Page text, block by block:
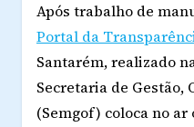
Após trabalho de
Portal da
Santarém, realizado
Secretaria de Gestão,
(Semgof) coloca no ar